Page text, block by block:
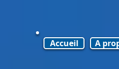
A
Accueil